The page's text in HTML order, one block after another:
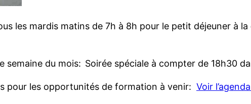
les mardis matins de 7h à 8h pour le petit déjeuner à
semaine du mois: Soirée spéciale à compter de 18h30
pour les opportunités de formation à venir: Voir